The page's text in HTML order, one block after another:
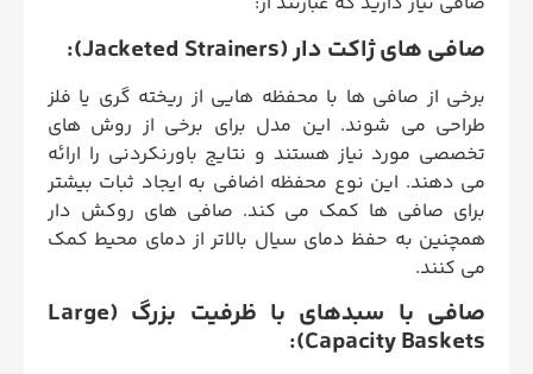
صافی های ژاکت دار (Jacketed Strainers):
برخی از صافی ها با محفظه هایی از ریخته گری یا فلز
طراحی می شوند. این مدل برای برخی از روش های
تخصصی مورد نیاز هستند و نتایج باورنکردنی را ارائه
می دهند. این نوع محفظه اضافی به ایجاد ثبات بیشتر
برای صافی ها کمک می کند. صافی های روکش دار
همچنین به حفظ دمای سیال بالاتر از دمای محیط کمک
می کنند.
صافی با سبدهای با ظرفیت بزرگ (Large
Capacity Baskets):